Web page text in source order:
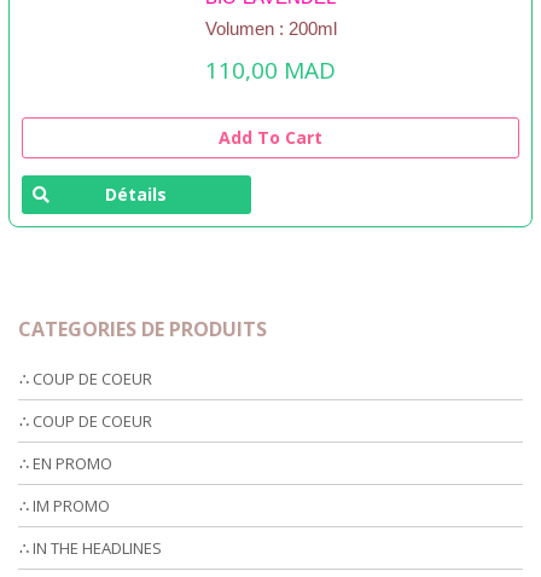
Volumen : 200ml
110,00 MAD
Add To Cart
Détails
CATEGORIES DE PRODUITS
∴ COUP DE COEUR
∴ COUP DE COEUR
∴ EN PROMO
∴ IM PROMO
∴ IN THE HEADLINES